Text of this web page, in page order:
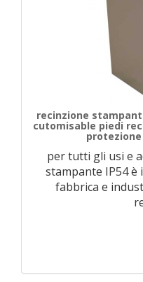
recinzione
cutomisable piedi
per tutti gli usi e
stampante IP54 è
fabbrica e